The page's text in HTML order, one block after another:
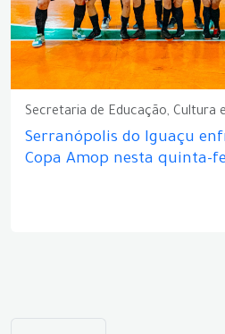
Secretaria de Educação, Cultura
Serranópolis do Iguaçu
Copa Amop nesta quinta-